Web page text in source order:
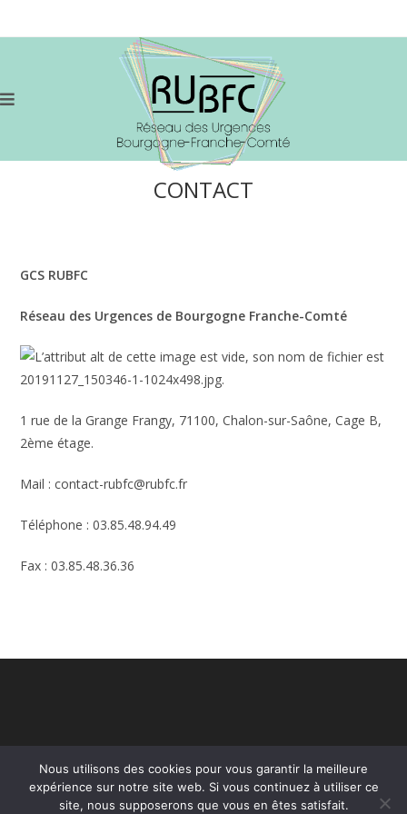
to
CONTACT
GCS RUBFC
Réseau des Urgences de Bourgogne Franche-Comté
1 rue de la Grange Frangy, 71100, Chalon-sur-Saône, Cage B,
2ème étage.
Mail : contact-rubfc@rubfc.fr
Téléphone : 03.85.48.94.49
Fax : 03.85.48.36.36
Nous utilisons des cookies pour vous garantir la meilleure
expérience sur notre site web. Si vous continuez à utiliser ce
site, nous supposerons que vous en êtes satisfait.